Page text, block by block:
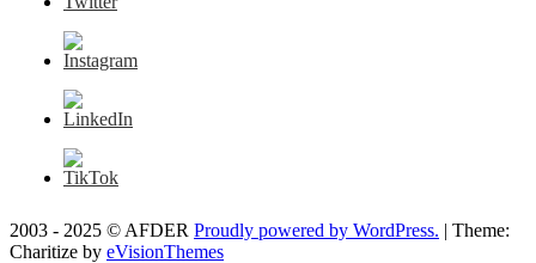
2003 - 2025 © AFDER Proudly powered by WordPress. | Theme:
Charitize by eVisionThemes